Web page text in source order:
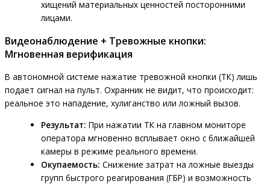
хищений материальных ценностей посторонними
лицами.
Видеонаблюдение + Тревожные кнопки:
Мгновенная верификация
В автономной системе нажатие тревожной кнопки (ТК) лишь
подает сигнал на пульт. Охранник не видит, что происходит:
реальное это нападение, хулиганство или ложный вызов.
Результат: При нажатии ТК на главном мониторе
оператора мгновенно всплывает окно с ближайшей
камеры в режиме реального времени.
Окупаемость: Снижение затрат на ложные выезды
групп быстрого реагирования (ГБР) и возможность